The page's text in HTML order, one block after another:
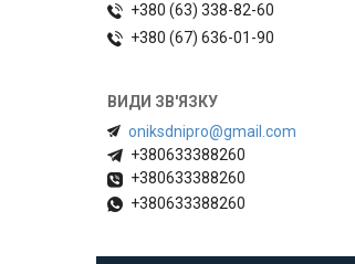
+380 (63) 338-82-60
+380 (67) 636-01-90
oniksdnipro@gmail.com
+380633388260
+380633388260
+380633388260